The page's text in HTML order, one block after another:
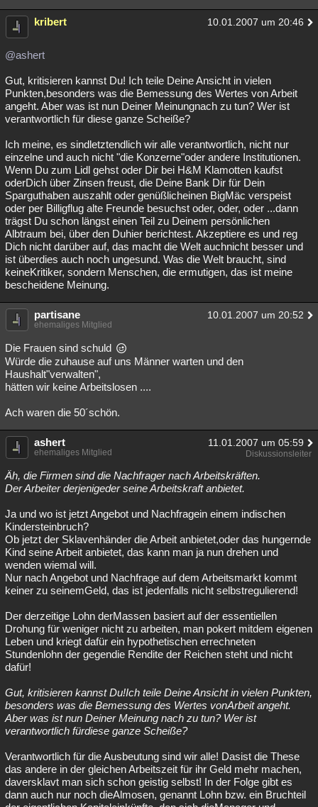
kribert 10.01.2007 um 20:46
@ashert
Gut, kritisieren kannst Du! Ich teile Deine Ansicht in vielen
Punkten,besonders was die Bemessung des Wertes von Arbeit
angeht. Aber was ist nun Deiner Meinungnach zu tun? Wer ist
verantwortlich für diese ganze Scheiße?
Ich meine, es sindletztendlich wir alle verantwortlich, nicht nur
einzelne und auch nicht "die Konzerne"oder andere Institutionen.
Wenn Du zum Lidl gehst oder Dir bei H&M Klamotten kaufst
oderDich über Zinsen freust, die Deine Bank Dir für Dein
Sparguthaben auszahlt oder genüßlicheinen BigMäc verspeist
oder per Billigflug alte Freunde besuchst oder, oder, oder ...dann
trägst Du schon längst einen Teil zu Deinem persönlichen
Albtraum bei, über den Duhier berichtest. Akzeptiere es und reg
Dich nicht darüber auf, das macht die Welt auchnicht besser und
ist überdies auch noch ungesund. Was die Welt braucht, sind
keineKritiker, sondern Menschen, die ermutigen, das ist meine
bescheidene Meinung.
partisane 10.01.2007 um 20:52
ehemaliges Mitglied
Die Frauen sind schuld
Würde die zuhause auf uns Männer warten und den
Haushalt"verwalten",
hätten wir keine Arbeitslosen ....
Ach waren die 50´schön.
ashert 11.01.2007 um 05:59
ehemaliges Mitglied Diskussionsleiter
Äh, die Firmen sind die Nachfrager nach Arbeitskräften.
Der Arbeiter derjenigeder seine Arbeitskraft anbietet.
Ja und wo ist jetzt Angebot und Nachfragein einem indischen
Kindersteinbruch?
Ob jetzt der Sklavenhänder die Arbeit anbietet,oder das hungernde
Kind seine Arbeit anbietet, das kann man ja nun drehen und
wenden wiemal will.
Nur nach Angebot und Nachfrage auf dem Arbeitsmarkt kommt
keiner zu seinemGeld, das ist jedenfalls nicht selbstregulierend!
Der derzeitige Lohn derMassen basiert auf der essentiellen
Drohung für weniger nicht zu arbeiten, man pokert mitdem eigenen
Leben und kriegt dafür ein hypothetischen errechneten
Stundenlohn der gegendie Rendite der Reichen steht und nicht
dafür!
Gut, kritisieren kannst Du!Ich teile Deine Ansicht in vielen Punkten,
besonders was die Bemessung des Wertes vonArbeit angeht.
Aber was ist nun Deiner Meinung nach zu tun? Wer ist
verantwortlich fürdiese ganze Scheiße?
Verantwortlich für die Ausbeutung sind wir alle! Dasist die These
das andere in der gleichen Arbeitszeit für ihr Geld mehr machen,
daversklavt man sich schon geistig selbst! In der Folge gibt es
dann auch nur noch dieAlmosen, genannt Lohn bzw. ein Bruchteil